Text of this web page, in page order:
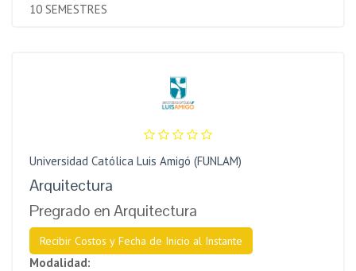
10 SEMESTRES
Universidad Católica Luis Amigó (FUNLAM)
Arquitectura
Pregrado en Arquitectura
Recibir Costos y Fecha de Inicio al Instante
Modalidad: